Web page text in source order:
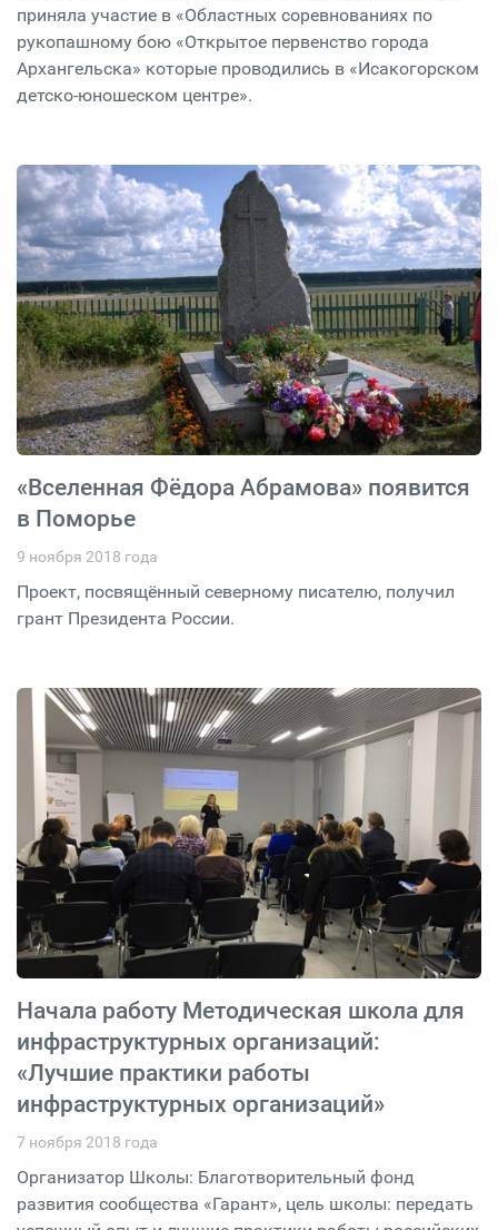
приняла участие в «Областных соревнованиях по
рукопашному бою «Открытое первенство города
Архангельска» которые проводились в «Исакогорском
детско-юношеском центре».
«Вселенная Фёдора Абрамова» появится
в Поморье
9 ноября 2018 года
Проект, посвящённый северному писателю, получил
грант Президента России.
Начала работу Методическая школа для
инфраструктурных организаций:
«Лучшие практики работы
инфраструктурных организаций»
7 ноября 2018 года
Организатор Школы: Благотворительный фонд
развития сообщества «Гарант», цель школы: передать